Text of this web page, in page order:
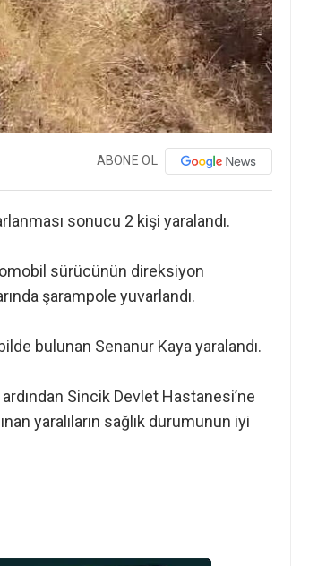
ABONE OL
sonucu 2 kişi yaralandı.
sürücünün direksiyon
şarampole yuvarlandı.
bulunan Senanur Kaya yaralandı.
Sincik Devlet Hastanesi’ne
yaralıların sağlık durumunun iyi